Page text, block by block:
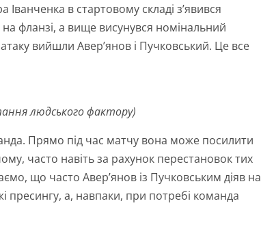
Іванченка в стартовому складі з’явився
фланзі, а вище висунувся номінальний
вийшли Авер’янов і Пучковський. Це все
людського фактору)
Прямо під час матчу вона може посилити
часто навіть за рахунок перестановок тих
що часто Авер’янов із Пучковським діяв на
пресингу, а, навпаки, при потребі команда